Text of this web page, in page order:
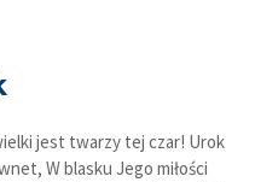
jest twarzy tej czar! Urok
W blasku Jego miłości